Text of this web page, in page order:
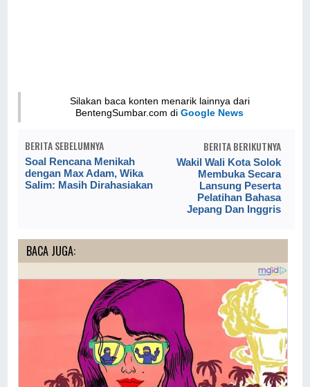
Silakan baca konten menarik lainnya dari
BentengSumbar.com diGoogle News
BERITA SEBELUMNYA
Soal Rencana Menikah
dengan Max Adam, Wika
Salim: Masih Dirahasiakan
BERITA BERIKUTNYA
Wakil Wali Kota Solok
Membuka Secara
Lansung Peserta
Pelatihan Bahasa
Jepang Dan Inggris
BACA JUGA: